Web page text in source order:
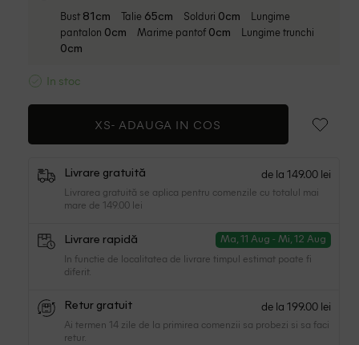
Bust 81cm Talie 65cm Solduri 0cm
Lungime
pantalon 0cm Marime pantof 0cm Lungime trunchi
0cm
In stoc
XS-ADAUGA IN COS
Livrare gratuită de la 149.00 lei
Livrarea gratuită se aplica pentru comenzile cu totalul mai
mare de 149.00 lei
Livrare rapidă Ma, 11 Aug - Mi, 12 Aug
In functie de localitatea de livrare timpul estimat poate fi
diferit.
Retur gratuit de la 199.00 lei
Ai termen 14 zile de la primirea comenzii sa probezi si sa faci
retur.